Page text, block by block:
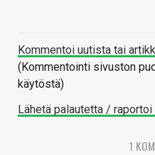
Kommentoi uutista tai
(Kommentointi sivuston
käytöstä)
Lähetä palautetta /
1